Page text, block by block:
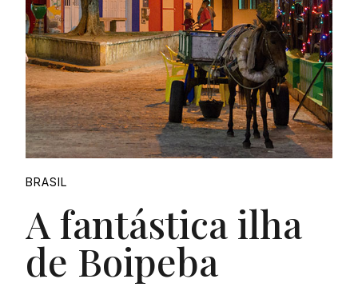
BRASIL
A fantástica ilha
de Boipeba